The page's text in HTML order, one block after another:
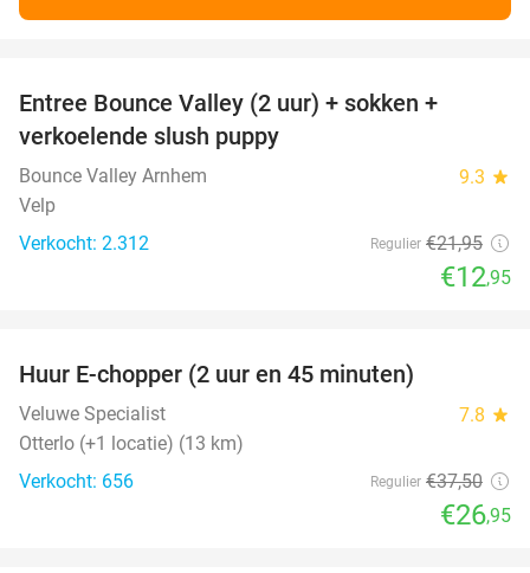
Entree Bounce Valley (2 uur) + sokken +
verkoelende slush puppy
Bounce Valley Arnhem 9.3 star
Velp
Verkocht: 2.312
Regulier €21,95
€12,95
Huur E-chopper (2 uur en 45 minuten)
Veluwe Specialist 7.8 star
Otterlo (+1 locatie) (13 km)
Verkocht: 656
Regulier €37,50
€26,95